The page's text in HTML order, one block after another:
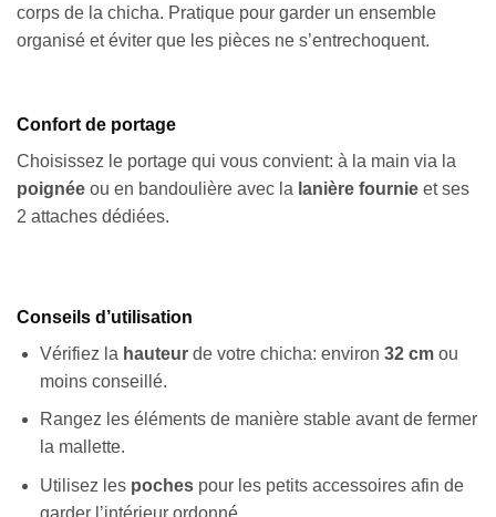
corps de la chicha. Pratique pour garder un ensemble
organisé et éviter que les pièces ne s’entrechoquent.
Confort de portage
Choisissez le portage qui vous convient: à la main via la
poignée ou en bandoulière avec la lanière fournie et ses
2 attaches dédiées.
Conseils d’utilisation
Vérifiez la hauteurde votre chicha: environ 32 cmou
moins conseillé.
Rangez les éléments de manière stable avant de fermer
la mallette.
Utilisez les pochespour les petits accessoires afin de
garder l’intérieur ordonné.